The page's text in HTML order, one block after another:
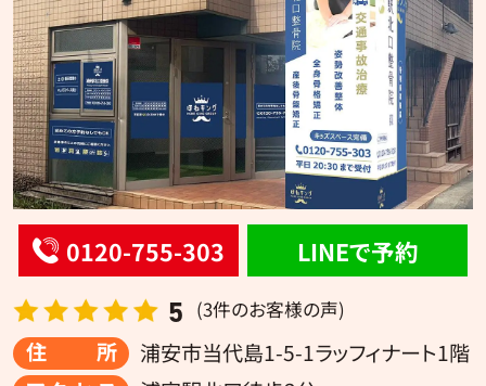
5 (3件のお客様の声)
住所
浦安市当代島1-5-1ラッフィナート1階
0120-755-303 LINEで予約